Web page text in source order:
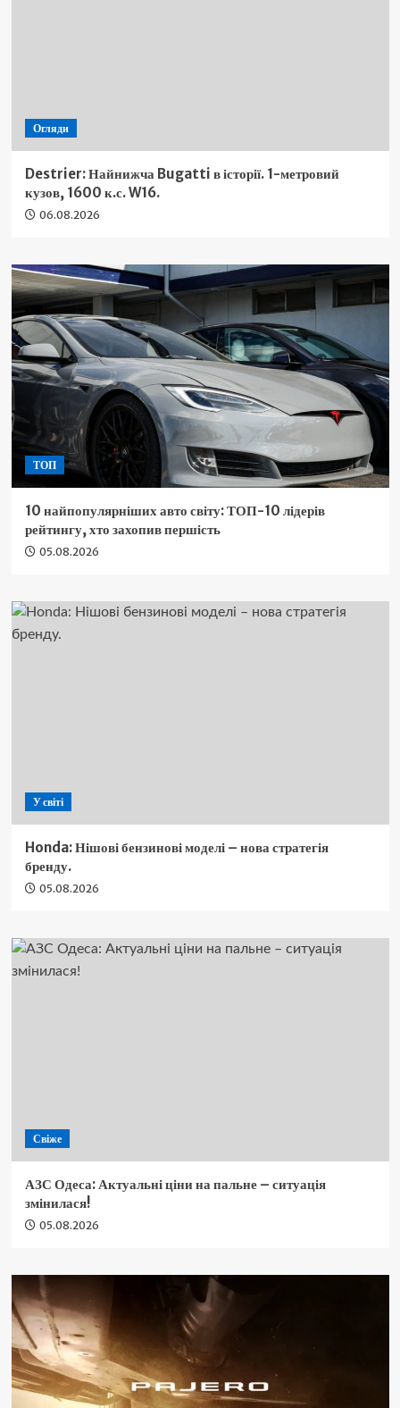
Огляди
Destrier: Найнижча Bugatti в історії. 1-метровий
кузов, 1600 к.с. W16.
06.08.2026
ТОП
10 найпопулярніших авто світу: ТОП-10 лідерів
рейтингу, хто захопив першість
05.08.2026
У світі
Honda: Нішові бензинові моделі – нова стратегія
бренду.
05.08.2026
Свіже
АЗС Одеса: Актуальні ціни на пальне – ситуація
змінилася!
05.08.2026